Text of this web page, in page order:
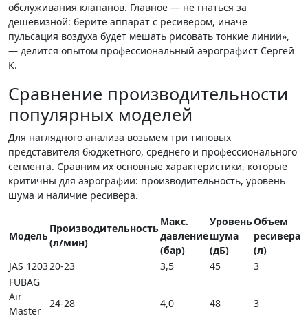
обслуживания клапанов. Главное — не гнаться за
дешевизной: берите аппарат с ресивером, иначе
пульсация воздуха будет мешать рисовать тонкие линии»,
— делится опытом профессиональный аэрографист Сергей
К.
Сравнение производительности
популярных моделей
Для наглядного анализа возьмем три типовых
представителя бюджетного, среднего и профессионального
сегмента. Сравним их основные характеристики, которые
критичны для аэрографии: производительность, уровень
шума и наличие ресивера.
Модель
Производительность
(л/мин)
Макс.
давление
(бар)
Уровень
шума
(дБ)
Объем
ресивера
(л)
JAS 120320-23 3,5 45
3
FUBAG
Air
Master
24-28 4,0 48 3